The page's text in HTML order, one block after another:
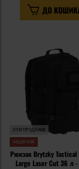
ДО
ХІТИ ПРОДАЖІВ
АКЦІЯ KSK
Рюкзак Brytzky
Large Laser Cut 36 л